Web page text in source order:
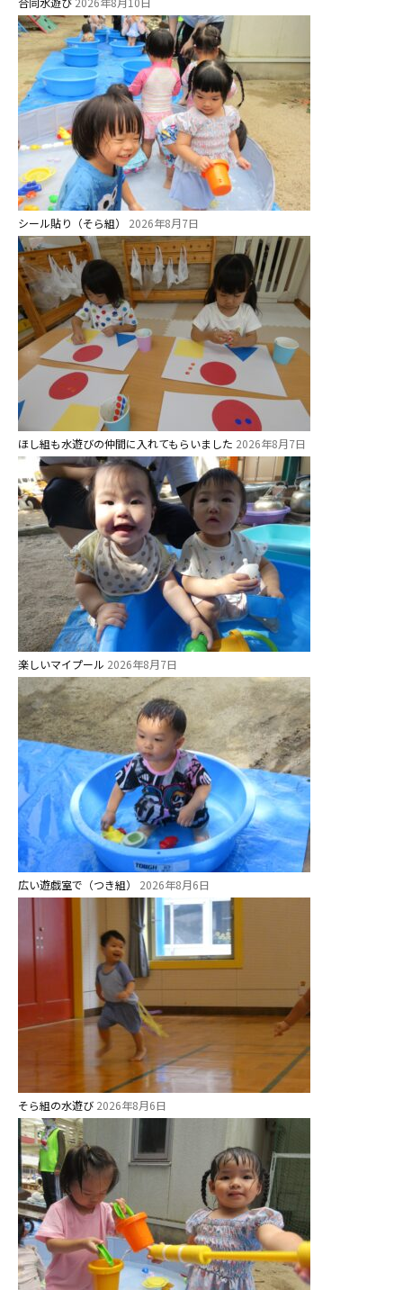
シール貼り（そら組） 2026年8月7日
ほし組も水遊びの仲間に入れてもらいました 2026年8月7日
楽しいマイプール 2026年8月7日
広い遊戯室で（つき組） 2026年8月6日
そら組の水遊び 2026年8月6日